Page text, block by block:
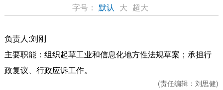
字号： 默认 大 超大
负责人:刘刚
主要职能：组织起草工业和信息化地方性法规草案；承担行
政复议、行政应诉工作。
(责任编辑：刘思健)